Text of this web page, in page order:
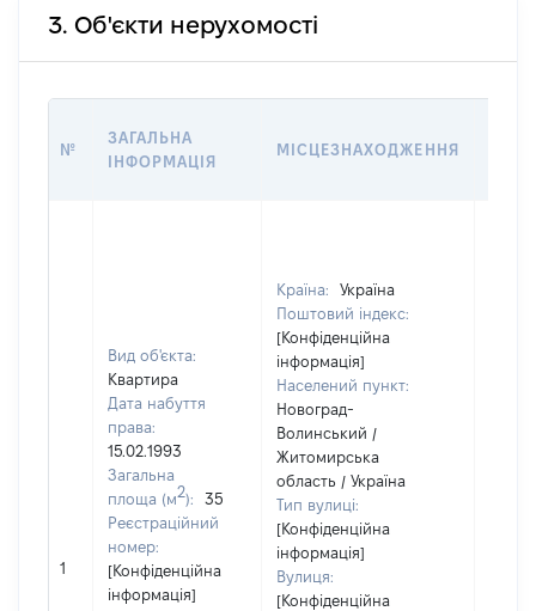
3. Об'єкти нерухомості
№
ЗАГАЛЬНА
ІНФОРМАЦІЯ
МІСЦЕЗНАХОДЖЕННЯ
1
Вид об'єкта:
Квартира
Дата набуття
права:
15.02.1993
Загальна
площа (м2):
35
Реєстраційний
номер:
[Конфіденційна
інформація]
Країна:
Україна
Поштовий індекс:
[Конфіденційна
інформація]
Населений пункт:
Новоград-
Волинський /
Житомирська
область / Україна
Тип вулиці:
[Конфіденційна
інформація]
Вулиця:
[Конфіденційна